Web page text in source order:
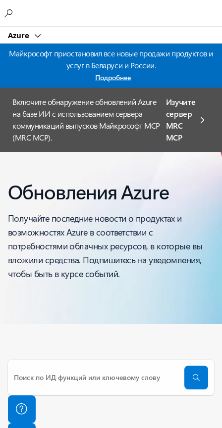
Azure
Майкрософт приостановил все новые продажи продуктов и
услуг в Беларуси и России.
Подробнее
Включите обнаружение обновлений Azure
на базе ИИ с использованием сервера
коммуникаций выпусков Майкрософт MCP
(MRC MCP).
Изучите
сервер
MRC
MCP
Обновления Azure
Получайте последние новости о продуктах и
возможностях Azure в соответствии с
потребностями облачных ресурсов, в которые вы
вложили средства. Подпишитесь на уведомления,
чтобы быть в курсе событий.